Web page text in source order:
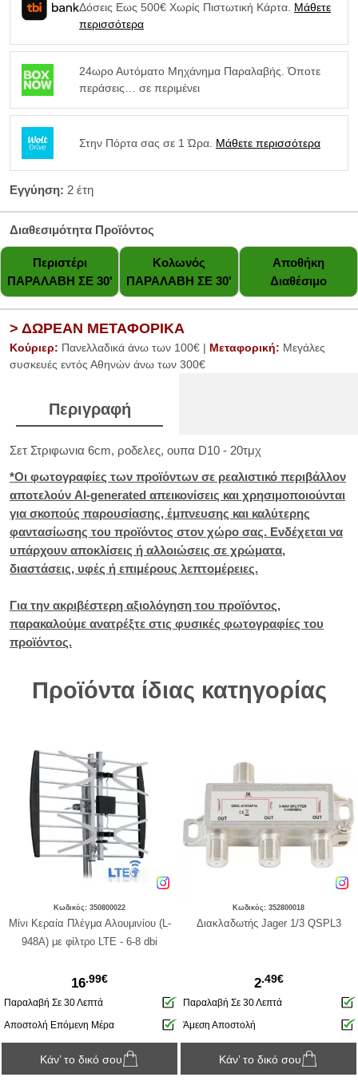
Δόσεις Εως 500€ Χωρίς Πιστωτική Κάρτα. Μάθετε
περισσότερα
24ωρο Αυτόματο Μηχάνημα Παραλαβής. Όποτε
περάσεις… σε περιμένει
Στην Πόρτα σας σε 1 Ώρα. Μάθετε περισσότερα
Εγγύηση: 2 έτη
Διαθεσιμότητα Προϊόντος
Περιστέρι
ΠΑΡΑΛΑΒΗ ΣΕ 30'
Κολωνός
ΠΑΡΑΛΑΒΗ ΣΕ 30'
Αποθήκη
Διαθέσιμο
> ΔΩΡΕΑΝ ΜΕΤΑΦΟΡΙΚΑ
Κούριερ: Πανελλαδικά άνω των 100€ | Μεταφορική: Μεγάλες
συσκευές εντός Αθηνών άνω των 300€
Περιγραφή
Σετ Στριφωνια 6cm, ροδελες, ουπα D10 - 20τμχ
*Οι φωτογραφίες των προϊόντων σε ρεαλιστικό περιβάλλον
αποτελούν AI-generated απεικονίσεις και χρησιμοποιούνται
για σκοπούς παρουσίασης, έμπνευσης και καλύτερης
φαντασίωσης του προϊόντος στον χώρο σας. Ενδέχεται να
υπάρχουν αποκλίσεις ή αλλοιώσεις σε χρώματα,
διαστάσεις, υφές ή επιμέρους λεπτομέρειες.
Για την ακριβέστερη αξιολόγηση του προϊόντος,
παρακαλούμε ανατρέξτε στις φυσικές φωτογραφίες του
προϊόντος.
Προϊόντα ίδιας κατηγορίας
Κωδικός: 350800022
Μίνι Κεραία Πλέγμα Αλουμινίου (L-
948A) με φίλτρο LTE - 6-8 dbi
16.99€
Παραλαβή Σε 30 Λεπτά
Αποστολή Επόμενη Μέρα
Κάν’ το δικό σου
Κωδικός: 352800018
Διακλαδωτής Jager 1/3 QSPL3
2.49€
Παραλαβή Σε 30 Λεπτά
Άμεση Αποστολή
Κάν’ το δικό σου